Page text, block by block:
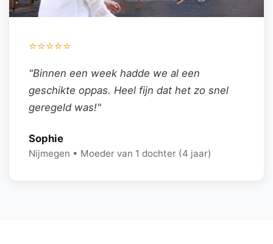
⭐⭐⭐⭐⭐
"Binnen een week hadde we al een
geschikte oppas. Heel fijn dat het zo snel
geregeld was!"
Sophie
Nijmegen • Moeder van 1 dochter (4 jaar)